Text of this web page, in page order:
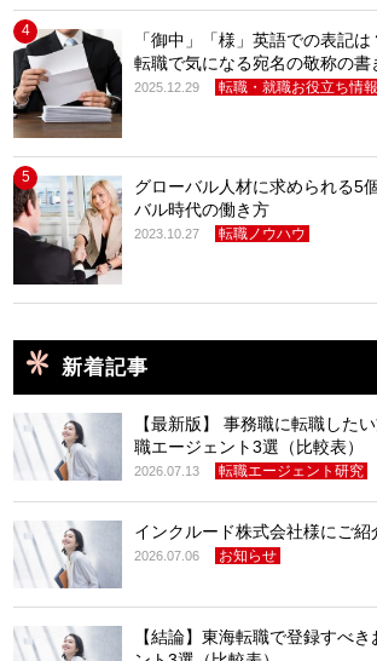
4
「御中」「様」英語での表記
転職で気になる宛名の敬称の書
2025.12.29 転職・就職お役立ち情報
5
グローバル人材に求められる5
バル時代の働き方
2023.10.27 転職ノウハウ
新着記事
【最新版】 事務職に転職した
職エージェント3選（比較表）
2026.07.13 転職エージェント研究
インクルード株式会社様にご紹
2026.07.06 お知らせ
【結論】東海転職で登録すべ